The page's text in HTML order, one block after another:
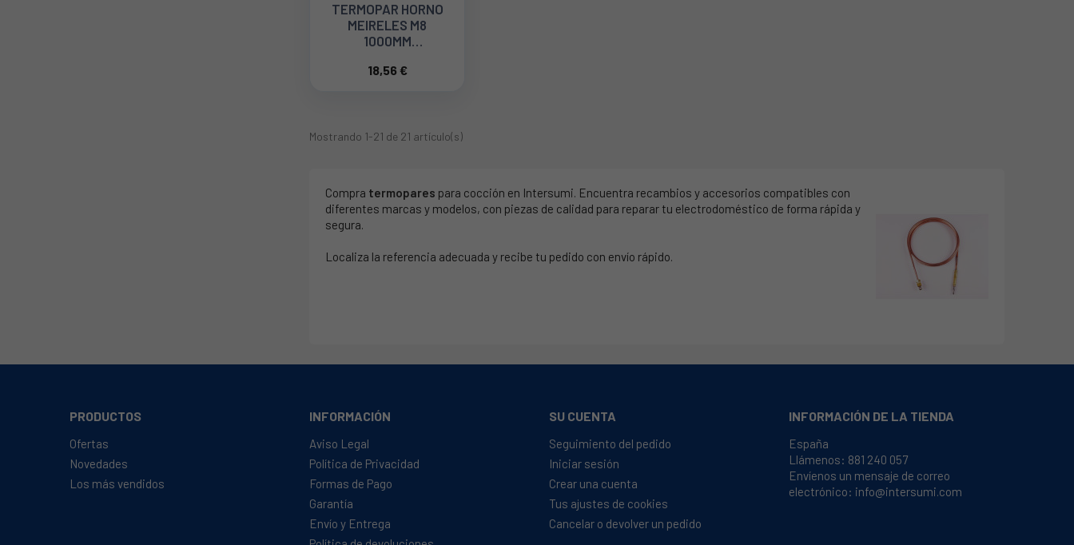
TERMOPAR HORNO
MEIRELES M8
1000MM
18,56 €
Mostrando 1-21 de 21 artículo(s)
Compra termopares para cocción en Intersumi. Encuentra recambios y accesorios compatibles con
diferentes marcas y modelos, con piezas de calidad para reparar tu electrodoméstico de forma rápida y
segura.
Localiza la referencia adecuada y recibe tu pedido con envío rápido.
PRODUCTOS
Ofertas
Novedades
Los más vendidos
INFORMACIÓN
Aviso Legal
Política de Privacidad
Formas de Pago
Garantía
Envío y Entrega
SU CUENTA
Seguimiento del pedido
Iniciar sesión
Crear una cuenta
Tus ajustes de cookies
Cancelar o devolver un pedido
INFORMACIÓN DE LA TIENDA
España
Llámenos: 881 240 057
Envíenos un mensaje de correo
electrónico: info@intersumi.com